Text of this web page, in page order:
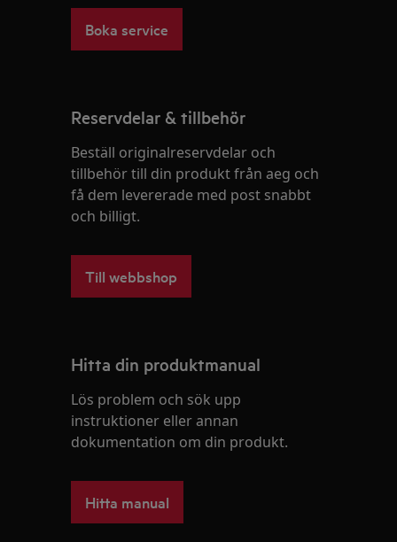
Boka service
Reservdelar & tillbehör
Beställ originalreservdelar och
tillbehör till din produkt från aeg och
få dem levererade med post snabbt
och billigt.
Till webbshop
Hitta din produktmanual
Lös problem och sök upp
instruktioner eller annan
dokumentation om din produkt.
Hitta manual